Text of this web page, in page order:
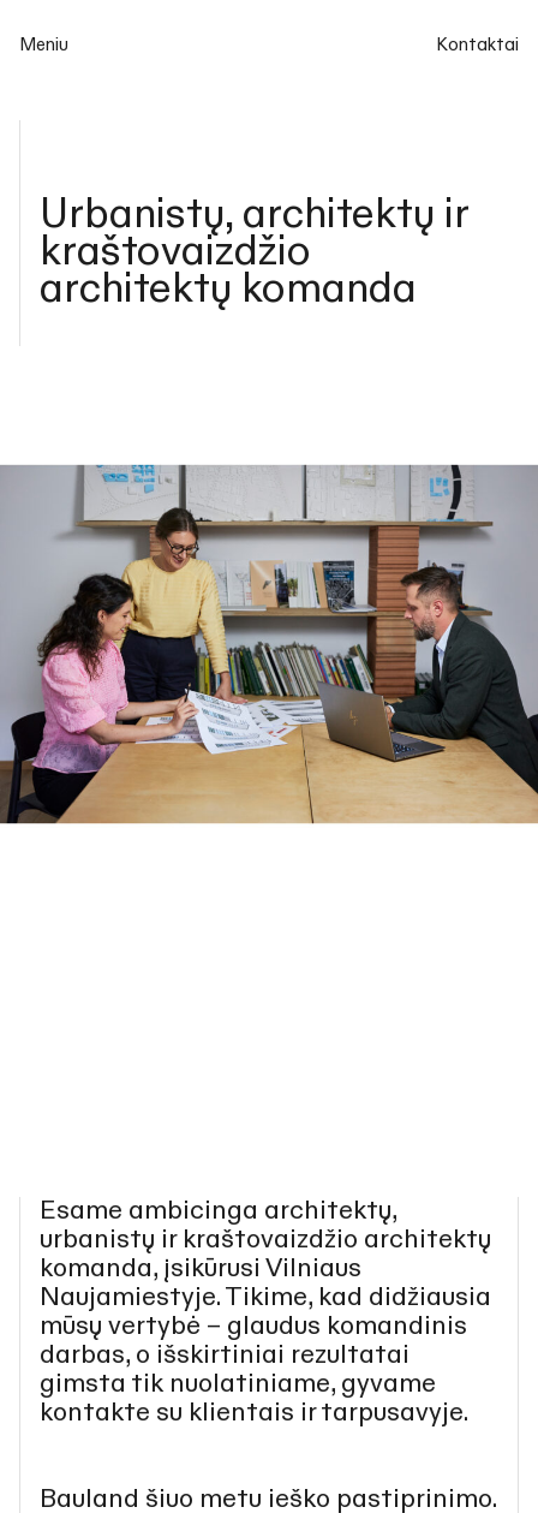
Meniu Kontaktai
Urbanistų, architektų ir
kraštovaizdžio
architektų komanda
Esame ambicinga architektų,
urbanistų ir kraštovaizdžio architektų
komanda, įsikūrusi Vilniaus
Naujamiestyje. Tikime, kad didžiausia
mūsų vertybė – glaudus komandinis
darbas, o išskirtiniai rezultatai
gimsta tik nuolatiniame, gyvame
kontakte su klientais ir tarpusavyje.
Bauland šiuo metu ieško pastiprinimo.